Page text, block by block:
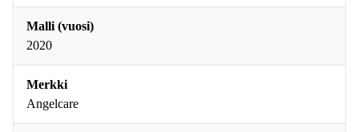
Malli (vuosi)
2020
Merkki
Angelcare